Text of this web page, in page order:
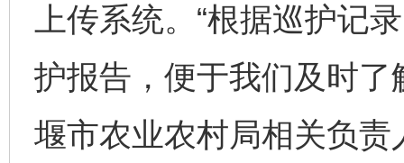
上传系统。“根据巡护记
护报告，便于我们及时了
堰市农业农村局相关负